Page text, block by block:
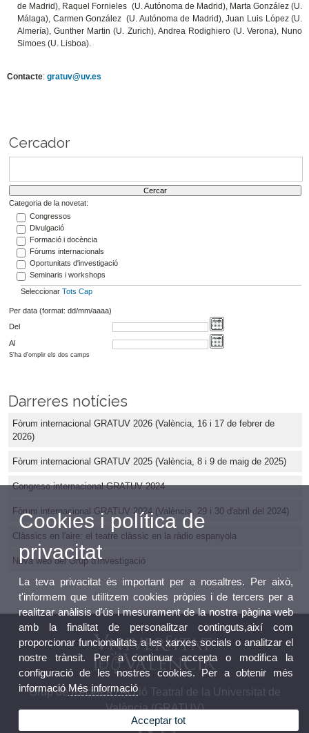
de Madrid), Raquel Fornieles (U. Autónoma de Madrid), Marta González (U.
Málaga), Carmen González (U. Autónoma de Madrid), Juan Luis López (U.
Almería), Gunther Martin (U. Zurich), Andrea Rodighiero (U. Verona), Nuno
Simoes (U. Lisboa).
Contacte:gratuv@uv.es
Cercador
Categoria de la novetat:
Congressos
Divulgació
Formació i docència
Fòrums internacionals
Oportunitats d'investigació
Seminaris i workshops
Seleccionar Tots Cap
Per data (format: dd/mm/aaaa)
Del
Al
S'ha d'omplir els dos camps
Darreres notícies
Fòrum internacional GRATUV 2026 (València, 16 i 17 de febrer de
2026)
Fòrum internacional GRATUV 2025 (València, 8 i 9 de maig de 2025)
Congreso internacional GRATUV 2024
Fòrum internacional GRATUV 2024 (València, 29 i 30 d'abril del 2024)
Clàssics en l'aire: el teatre clàssic en la ràdio espanyola
Nova web del Grup d'Investigació
Grup de Recerca i Acció Teatral de la Universitat de
València (GRATUV)
Cookies i política de
privacitat
La teva privacitat és important per a nosaltres. Per això,
t'informem que utilitzem cookies pròpies i de tercers per a
realitzar anàlisis d'ús i mesurament de la nostra pàgina web
amb la finalitat de personalitzar continguts,així com
proporcionar funcionalitats a les xarxes socials o analitzar el
nostre trànsit. Per a continuar accepta o modifica la
configuració de les nostres cookies. Per a obtenir més
informacióMés informació
Acceptar tot